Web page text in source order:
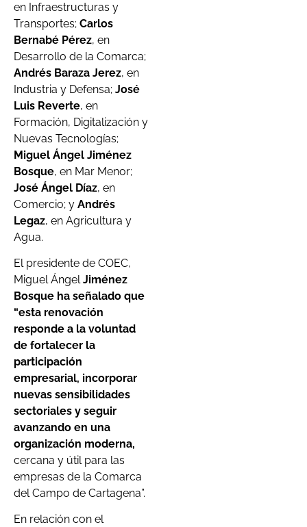
en Infraestructuras y
Transportes; Carlos
Bernabé Pérez, en
Desarrollo de la Comarca;
Andrés Baraza Jerez, en
Industria y Defensa; José
Luis Reverte, en
Formación, Digitalización y
Nuevas Tecnologías;
Miguel Ángel Jiménez
Bosque, en Mar Menor;
José Ángel Díaz, en
Comercio; y Andrés
Legaz, en Agricultura y
Agua.
El presidente de COEC,
Miguel ÁngelJiménez
Bosque ha señalado que
“esta renovación
responde a la voluntad
de fortalecer la
participación
empresarial, incorporar
nuevas sensibilidades
sectoriales y seguir
avanzando en una
organización moderna,
cercana y útil para las
empresas de la Comarca
del Campo de Cartagena”.
En relación con el